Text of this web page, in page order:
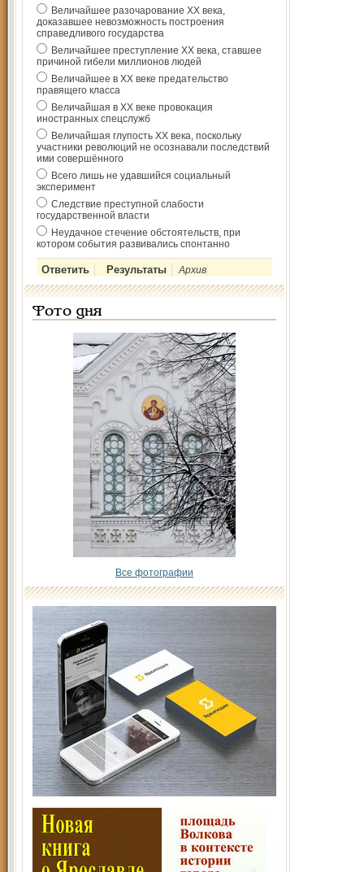
Величайшее разочарование ХХ века,
доказавшее невозможность построения
справедливого государства
Величайшее преступление ХХ века, ставшее
причиной гибели миллионов людей
Величайшее в ХХ веке предательство
правящего класса
Величайшая в ХХ веке провокация
иностранных спецслужб
Величайшая глупость ХХ века, поскольку
участники революций не осознавали последствий
ими совершённого
Всего лишь не удавшийся социальный
эксперимент
Следствие преступной слабости
государственной власти
Неудачное стечение обстоятельств, при
котором события развивались спонтанно
Архив
Фото дня
Все фотографии